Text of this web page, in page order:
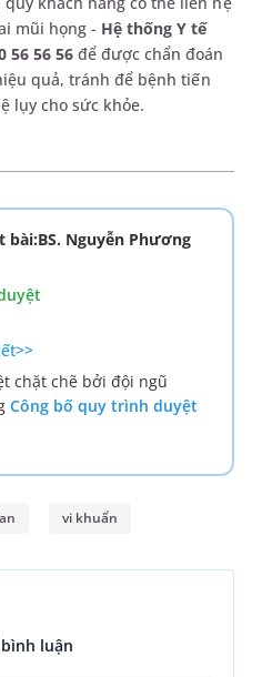
mũi họng - Hệ thống Y tế
56 56 56để được chẩn đoán
quả, tránh để bệnh tiến
lụy cho sức khỏe.
bài:BS. Nguyễn Phương
chặt chẽ bởi đội ngũ
Công bố quy trình duyệt
vi khuẩn
luận